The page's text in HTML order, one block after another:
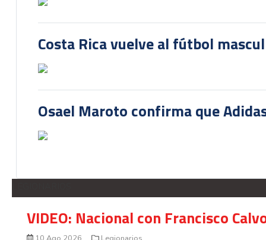
Costa Rica vuelve al fútbol
Osael Maroto confirma que
VIDEO: Nacional con Francisco